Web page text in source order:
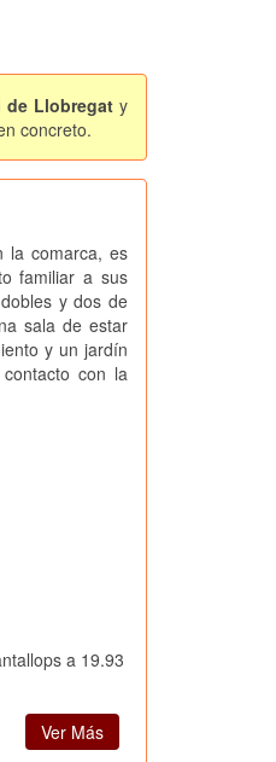
de Llobregat y
concreto.
la comarca, es
familiar a sus
y dos de
sala de estar
y un jardín
con la
a 19.93
Ver Más